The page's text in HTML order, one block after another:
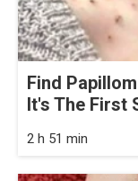
Find
It's The First
2 h 51 min